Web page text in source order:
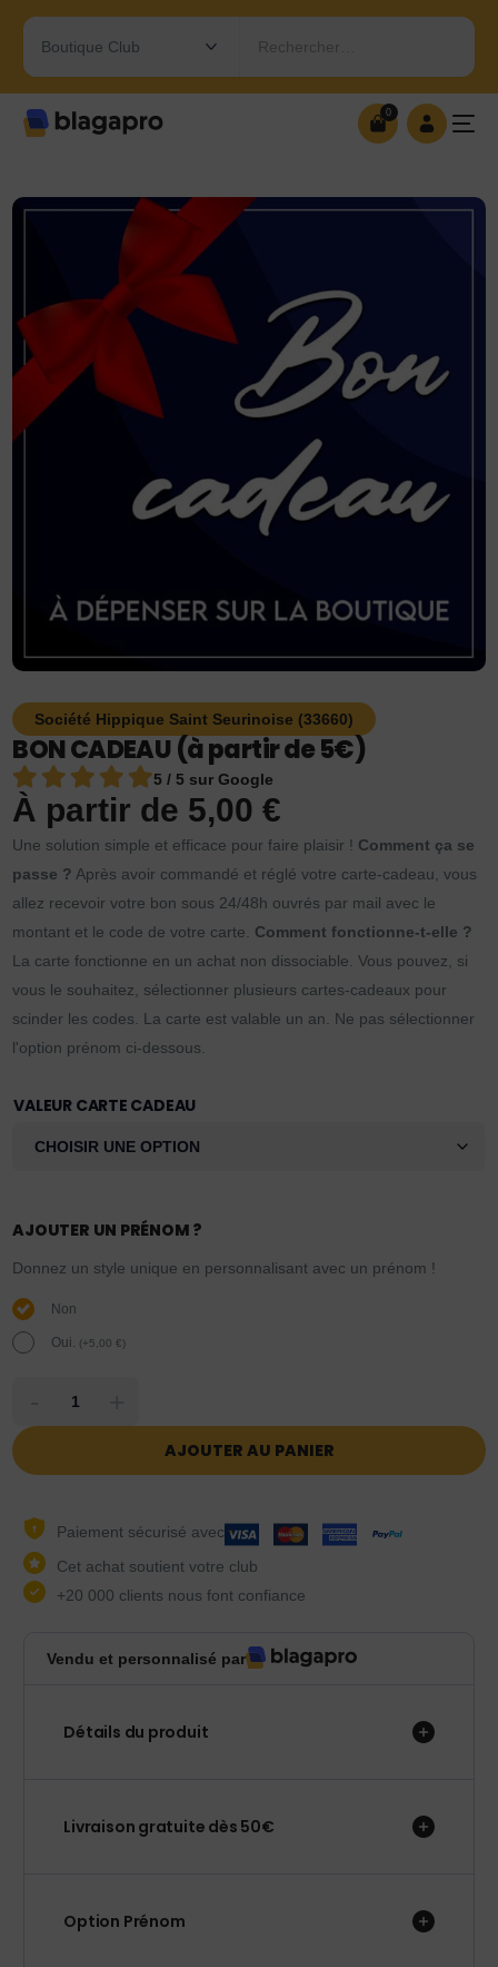
Rechercher…
0
Société Hippique Saint Seurinoise (33660)
BON CADEAU (à partir de 5€)
5 / 5 sur Google
À partir de 5,00€
Une solution simple et efficace pour faire plaisir ! Comment ça se
passe ? Après avoir commandé et réglé votre carte-cadeau, vous
allez recevoir votre bon sous 24/48h ouvrés par mail avec le
montant et le code de votre carte. Comment fonctionne-t-elle ?
La carte fonctionne en un achat non dissociable. Vous pouvez, si
vous le souhaitez, sélectionner plusieurs cartes-cadeaux pour
scinder les codes. La carte est valable un an. Ne pas sélectionner
l'option prénom ci-dessous.
VALEUR CARTE CADEAU
AJOUTER UN PRÉNOM ?
Donnez un style unique en personnalisant avec un prénom !
Non
Oui. (+5,00€)
AJOUTER AU PANIER
Paiement sécurisé avec
Cet achat soutient votre club
+20 000 clients nous font confiance
Vendu et personnalisé par
Détails du produit
Livraison gratuite dès 50€
Option Prénom